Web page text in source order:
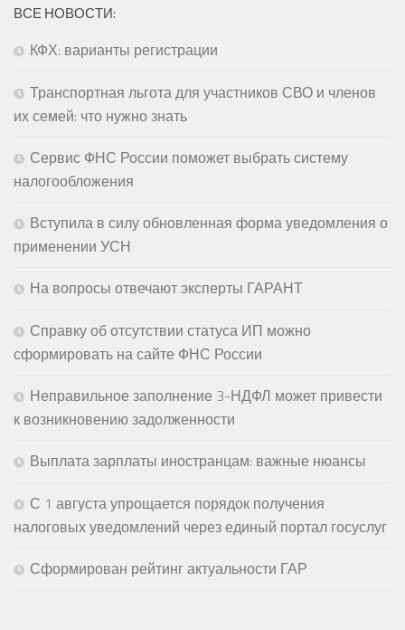
ВСЕ НОВОСТИ:
КФХ: варианты регистрации
Транспортная льгота для участников СВО и членов
их семей: что нужно знать
Сервис ФНС России поможет выбрать систему
налогообложения
Вступила в силу обновленная форма уведомления о
применении УСН
На вопросы отвечают эксперты ГАРАНТ
Справку об отсутствии статуса ИП можно
сформировать на сайте ФНС России
Неправильное заполнение 3-НДФЛ может привести
к возникновению задолженности
Выплата зарплаты иностранцам: важные нюансы
С 1 августа упрощается порядок получения
налоговых уведомлений через единый портал госуслуг
Сформирован рейтинг актуальности ГАР